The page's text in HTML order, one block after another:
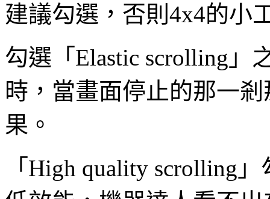
建議勾選，否則4x4的小
勾選「Elastic scrolling」
時，當畫面停止的那一
果。
「High quality scrolling